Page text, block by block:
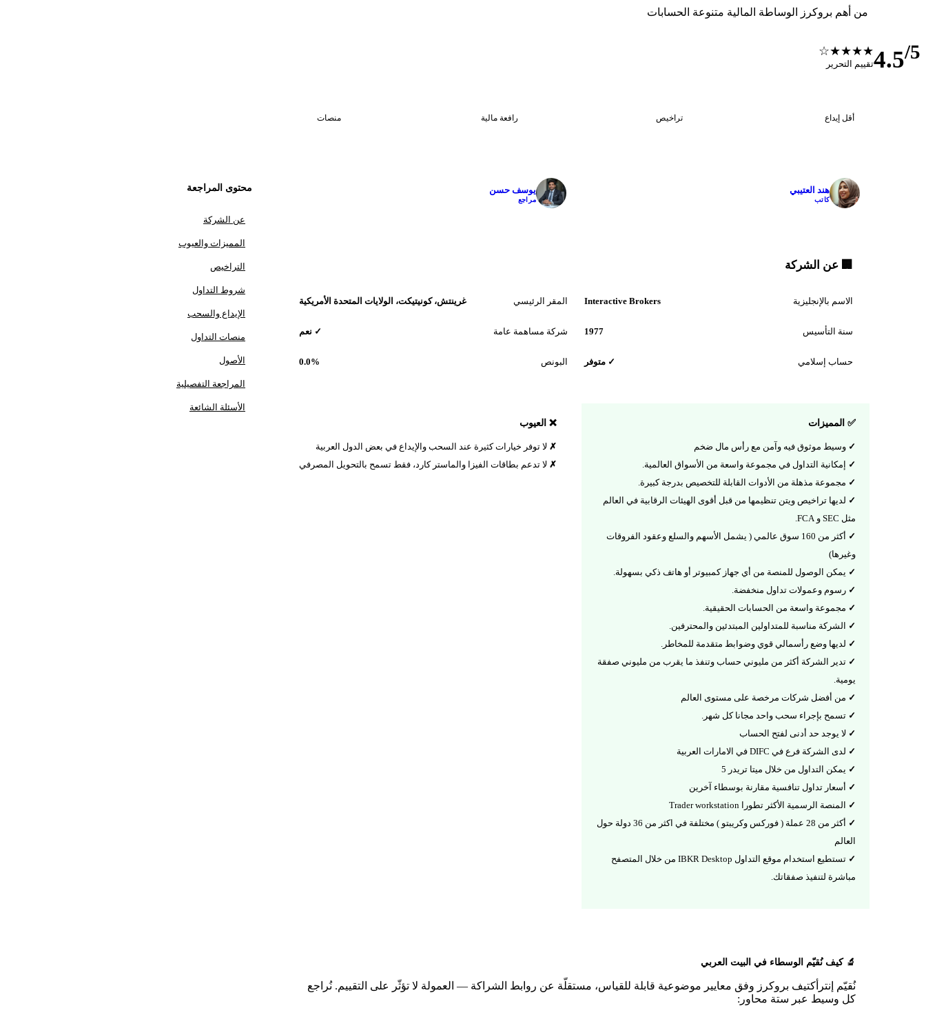
من أهم بروكرز الوساطة المالية متنوعة الحسابات
4.5/5
★★★★☆
تقييم التحرير
أقل إيداع تراخيص رافعة مالية منصات
هند العتيبي
كاتب
يوسف حسن
مراجع
🏢 عن الشركة
الاسم بالإنجليزية Interactive Brokers المقر الرئيسي غرينتش، كونيتيكت، الولايات المتحدة الأمريكية
سنة التأسيس 1977 شركة مساهمة عامة ✓ نعم
حساب إسلامي ✓ متوفر البونص 0.0%
✅ المميزات
وسيط موثوق فيه وآمن مع رأس مال ضخم
إمكانية التداول في مجموعة واسعة من الأسواق العالمية.
مجموعة مذهلة من الأدوات القابلة للتخصيص بدرجة كبيرة.
لديها تراخيص ويتن تنظيمها من قبل أقوى الهيئات الرقابية في العالم
مثل SEC و FCA.
أكثر من 160 سوق عالمي ( يشمل الأسهم والسلع وعقود الفروقات
وغيرها)
يمكن الوصول للمنصة من أي جهاز كمبيوتر أو هاتف ذكي بسهولة.
رسوم وعمولات تداول منخفضة.
مجموعة واسعة من الحسابات الحقيقية.
الشركة مناسبة للمتداولين المبتدئين والمحترفين.
لديها وضع رأسمالي قوي وضوابط متقدمة للمخاطر.
تدير الشركة أكثر من مليوني حساب وتنفذ ما يقرب من مليوني صفقة
يومية.
من أفضل شركات مرخصة على مستوى العالم
تسمح بإجراء سحب واحد مجانا كل شهر.
لا يوجد حد أدنى لفتح الحساب
لدى الشركة فرع في DIFC في الامارات العربية
يمكن التداول من خلال ميتا تريدر 5
أسعار تداول تنافسية مقارنة بوسطاء آخرين
المنصة الرسمية الأكثر تطورا Trader workstation
أكثر من 28 عملة ( فوركس وكريبتو ) مختلفة في اكثر من 36 دولة حول
العالم
تستطيع استخدام موقع التداول IBKR Desktop من خلال المتصفح
مباشرة لتنفيذ صفقاتك.
❌ العيوب
لا توفر خيارات كثيرة عند السحب والإيداع في بعض الدول العربية
لا تدعم بطاقات الفيزا والماستر كارد، فقط تسمح بالتحويل المصرفي
🔬 كيف نُقيّم الوسطاء في البيت العربي
نُقيّم إنترأكتيف بروكرز وفق معايير موضوعية قابلة للقياس، مستقلّة عن روابط الشراكة — العمولة لا تؤثّر على التقييم. نُراجع
كل وسيط عبر ستة محاور:
محتوى المراجعة
عن الشركة
المميزات والعيوب
التراخيص
شروط التداول
الإيداع والسحب
منصات التداول
الأصول
المراجعة التفصيلية
الأسئلة الشائعة